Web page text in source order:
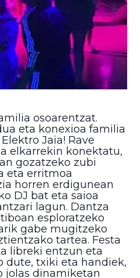
osoarentzat.
eta konexioa familia
Jaia! Rave
elkarrekin konektatu,
gozatzeko zubi
eta erritmoa
horren erdigunean
DJ bat eta saioa
lagun. Dantza
esploratzeko
gabe mugitzeko
tartea. Festa
libreki entzun eta
dute, txiki eta handiek,
jolas dinamiketan